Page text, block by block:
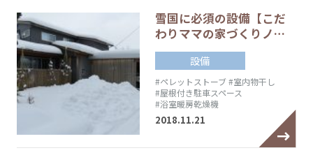
雪国に必須の設備【こだ
わりママの家づくりノ…
設備
#ペレットストーブ#室内物干し
#屋根付き駐車スペース
#浴室暖房乾燥機
2018.11.21